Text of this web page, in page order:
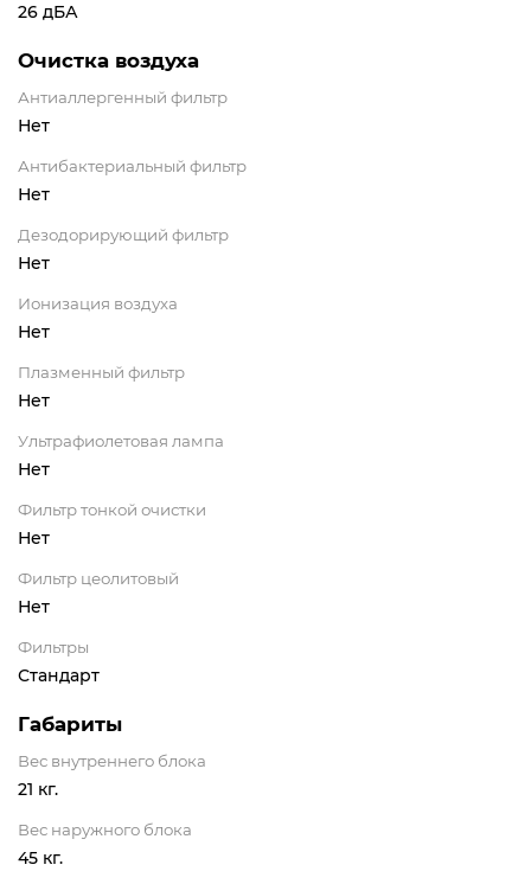
26 дБА
Очистка воздуха
Антиаллергенный фильтр
Нет
Антибактериальный фильтр
Нет
Дезодорирующий фильтр
Нет
Ионизация воздуха
Нет
Плазменный фильтр
Нет
Ультрафиолетовая лампа
Нет
Фильтр тонкой очистки
Нет
Фильтр цеолитовый
Нет
Фильтры
Стандарт
Габариты
Вес внутреннего блока
21 кг.
Вес наружного блока
45 кг.